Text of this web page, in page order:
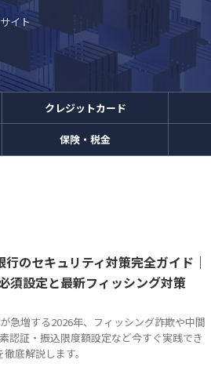
イト
クレジットカード
保険・税金
行のセキュリティ対策完全ガイド｜
須設定と最新フィッシング対策
急増する2026年、フィッシング詐欺や中間
認証・振込限度額設定など今すぐ実践でき
底解説します。